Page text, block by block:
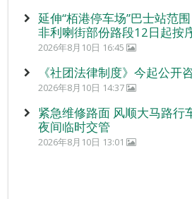
延伸“栢港停车场”巴士站
非利喇街部份路段12日起按
2026年8月10日 16:45
《社团法律制度》今起公开
2026年8月10日 14:37
紧急维修路面 风顺大马路行
夜间临时交管
2026年8月10日 13:01